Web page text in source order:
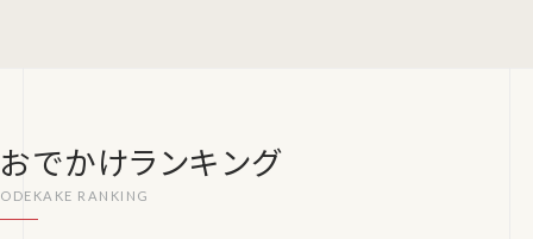
おでかけランキング